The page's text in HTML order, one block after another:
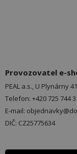
Provozovatel e-
PEAL a.s., U Plynárny
Telefon: +420 725 744
E-mail:
DIČ: CZ25775634